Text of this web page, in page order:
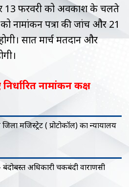
13 फरवरी को अवकाश के चलते
नामांकन पत्रों की जांच और 21
सात मार्च मतदान और
नामांकन कक्ष
मजिस्ट्रेट ( प्रोटोकॉल) का न्यायालय
अधिकारी चकबंदी वाराणसी